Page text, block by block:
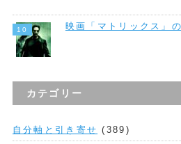
映画「マトリックス」
カテゴリー
自分軸と引き寄せ (389)